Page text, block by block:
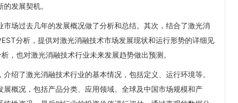
发展契机。
场过去几年的发展概况做了分析和总结。其次，结合了激光消
分析，提供对激光消融技术市场发展现状和运行形势的详细见
，也对激光消融技术行业未来发展趋势做出预测。
绍了激光消融技术行业的基本情况，包括定义、运行环境等。
概况，包括产品分类、应用领域、全球及中国市场规模和产